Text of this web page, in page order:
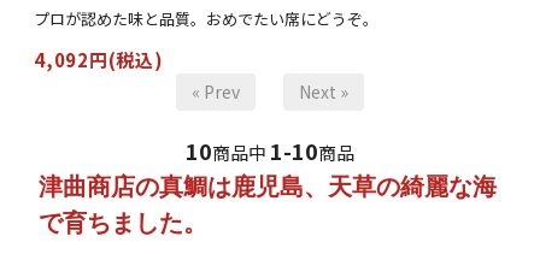
プロが認めた味と品質。おめでたい席にどうぞ。
4,092円(税込)
« Prev Next »
10商品中 1-10商品
津曲商店の真鯛は鹿児島、天草の綺麗な海
で育ちました。